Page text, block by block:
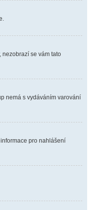
se vám tato
nemá s vydáváním varování
pro nahlášení